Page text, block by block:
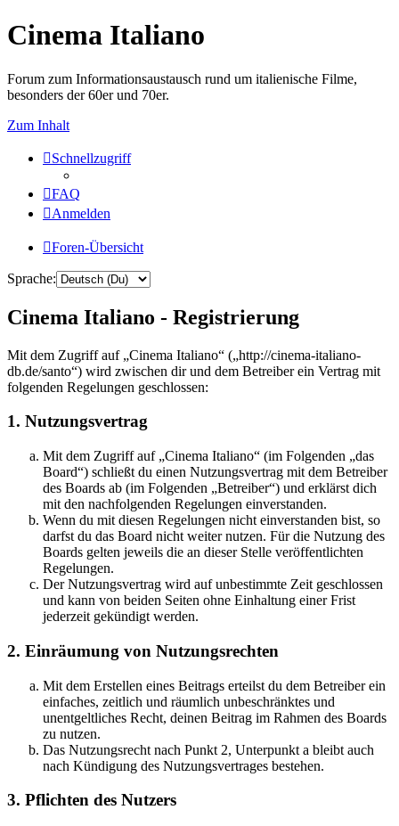
Cinema Italiano
Forum zum Informationsaustausch rund um italienische Filme,
besonders der 60er und 70er.
Zum Inhalt
Schnellzugriff
FAQ
Anmelden
Foren-Übersicht
Sprache:
Cinema Italiano - Registrierung
Mit dem Zugriff auf „Cinema Italiano“ („http://cinema-italiano-
db.de/santo“) wird zwischen dir und dem Betreiber ein Vertrag mit
folgenden Regelungen geschlossen:
1. Nutzungsvertrag
Mit dem Zugriff auf „Cinema Italiano“ (im Folgenden „das
Board“) schließt du einen Nutzungsvertrag mit dem Betreiber
des Boards ab (im Folgenden „Betreiber“) und erklärst dich
mit den nachfolgenden Regelungen einverstanden.
Wenn du mit diesen Regelungen nicht einverstanden bist, so
darfst du das Board nicht weiter nutzen. Für die Nutzung des
Boards gelten jeweils die an dieser Stelle veröffentlichten
Regelungen.
Der Nutzungsvertrag wird auf unbestimmte Zeit geschlossen
und kann von beiden Seiten ohne Einhaltung einer Frist
jederzeit gekündigt werden.
2. Einräumung von Nutzungsrechten
Mit dem Erstellen eines Beitrags erteilst du dem Betreiber ein
einfaches, zeitlich und räumlich unbeschränktes und
unentgeltliches Recht, deinen Beitrag im Rahmen des Boards
zu nutzen.
Das Nutzungsrecht nach Punkt 2, Unterpunkt a bleibt auch
nach Kündigung des Nutzungsvertrages bestehen.
3. Pflichten des Nutzers